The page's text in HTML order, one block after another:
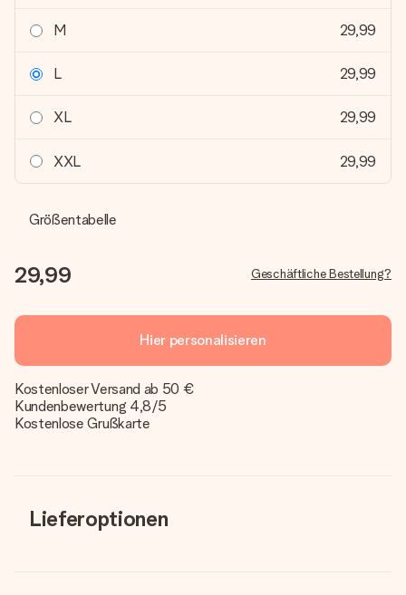
M 29,99
L 29,99
XL 29,99
XXL 29,99
Größentabelle
29,99 Geschäftliche Bestellung?
Hier personalisieren
Kostenloser Versand ab 50 €
Kundenbewertung 4,8/5
Kostenlose Grußkarte
Lieferoptionen